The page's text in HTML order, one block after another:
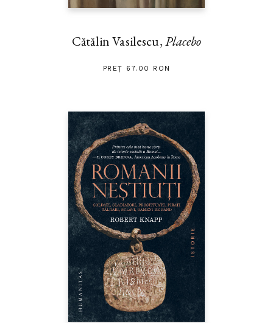
Cătălin Vasilescu,Placebo
PREȚ 67.00 RON